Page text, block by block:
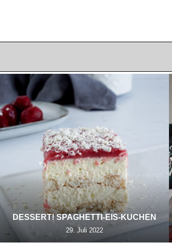
DESSERT! SPAGHETTI-EIS-KUCHEN
29. Juli 2022